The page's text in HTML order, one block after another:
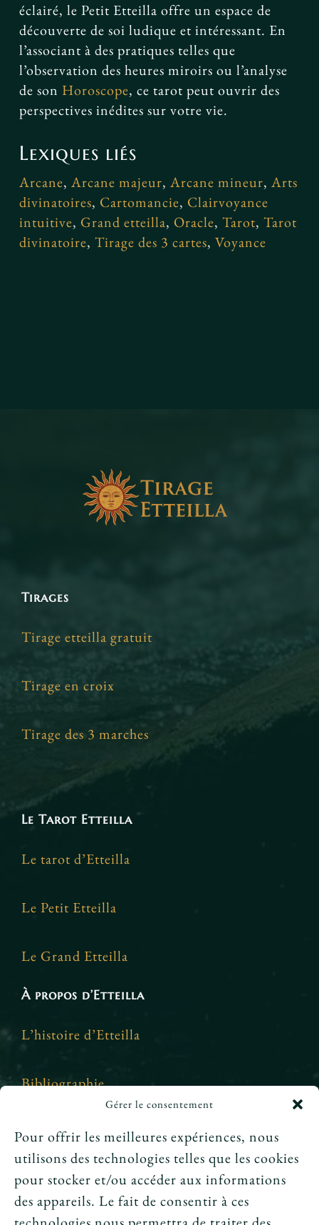
Gérer le consentement
Pour offrir les meilleures expériences, nous
utilisons des technologies telles que les cookies
pour stocker et/ou accéder aux informations
des appareils. Le fait de consentir à ces
éclairé, le Petit Etteilla offre un espace de
découverte de soi ludique et intéressant. En
l’associant à des pratiques telles que
l’observation des heures miroirs ou l’analyse
de son Horoscope, ce tarot peut ouvrir des
perspectives inédites sur votre vie.
Lexiques liés
Arcane,Arcane majeur,Arcane mineur,Arts
divinatoires, Cartomancie, Clairvoyance
intuitive, Grand etteilla, Oracle,Tarot,Tarot
divinatoire,Tirage des 3 cartes,Voyance
Tirages
Tirage etteilla gratuit
Tirage en croix
Tirage des 3 marches
Le Tarot Etteilla
Le tarot d’Etteilla
Le Petit Etteilla
Le Grand Etteilla
À propos d’Etteilla
L’histoire d’Etteilla
Bibliographie
Crédits et mentions légales
Le tarot peut-il annoncer une rencontre